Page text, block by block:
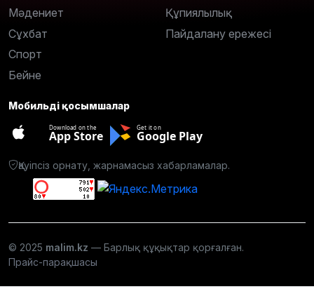
Мәдениет
Сұхбат
Спорт
Бейне
Құпиялылық
Пайдалану ережесі
Мобильді қосымшалар
Download on the
App Store
Get it on
Google Play
Қауіпсіз орнату, жарнамасыз хабарламалар.
© 2025 malim.kz — Барлық құқықтар қорғалған.
Прайс-парақшасы